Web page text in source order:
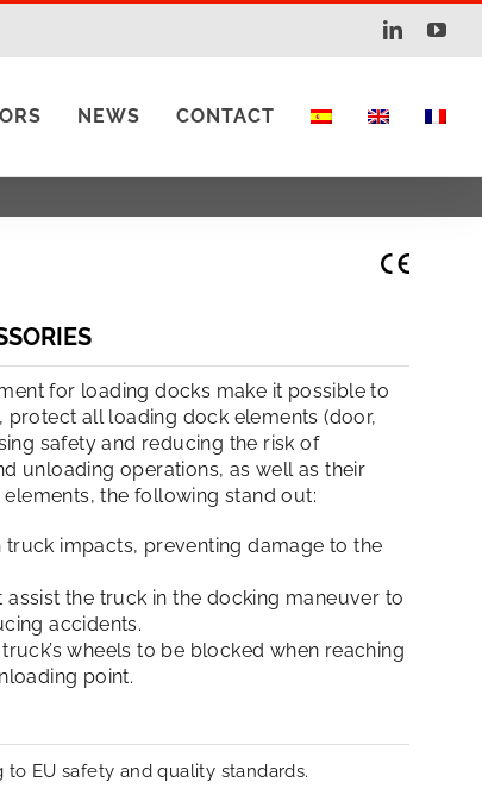
LinkedIn
NEWS CONTACT
for loading docks make it possible to
protect all loading dock elements (door,
safety and reducing the risk of
unloading operations, as well as their
the following stand out:
truck impacts, preventing damage to the
assist the truck in the docking maneuver to
accidents.
wheels to be blocked when reaching
point.
EU safety and quality standards.